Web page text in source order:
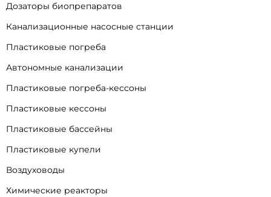
Дозаторы биопрепаратов
Канализационные насосные станции
Пластиковые погреба
Автономные канализации
Пластиковые погреба-кессоны
Пластиковые кессоны
Пластиковые бассейны
Пластиковые купели
Воздуховоды
Химические реакторы